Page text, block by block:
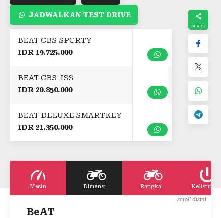
JADWALKAN TEST DRIVE
BEAT CBS SPORTY
IDR 19.725.000
BEAT CBS-ISS
IDR 20.850.000
BEAT DELUXE SMARTKEY
IDR 21.350.000
Mesin Dimensi Rangka
BeAT